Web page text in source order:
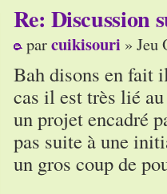
Re: Discussion
parcuikisouri » Jeu
Bah disons en fait
cas il est très lié
un projet encadré
pas suite à une
un gros coup de